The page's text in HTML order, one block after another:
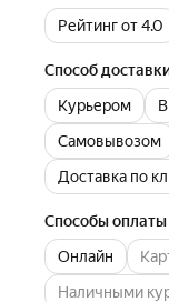
Рейтинг от 4.0
Способ
Курьером
Самовывозом
Доставка по
Способы оплаты
Онлайн
Наличными